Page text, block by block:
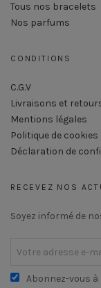
Tous nos bracelets
Nos parfums
CONDITIONS
C.G.V
Livraisons et
Mentions légales
Politique de cookies
Déclaration de
RECEVEZ NOS
Soyez informé de
Abonnez-vous